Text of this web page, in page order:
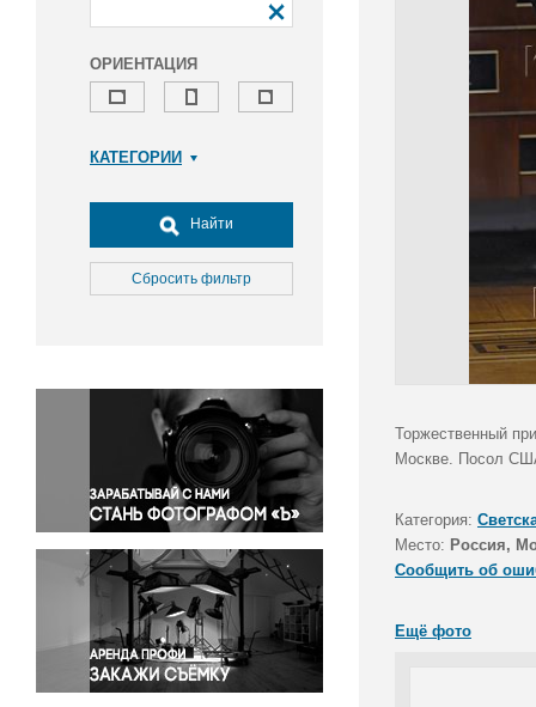
ОРИЕНТАЦИЯ
КАТЕГОРИИ
Досуг, туризм и отдых
Культура
Медицина
Окружающая среда
Политика
Правосудие
Происшествия и конфликты
Религия
Светская жизнь
Спорт
Экология
Экономика и бизнес
Найти
Сбросить фильтр
Торжественный
Москве. Посол
Категория:
Место: Россия,
Сообщить об
Ещё фото